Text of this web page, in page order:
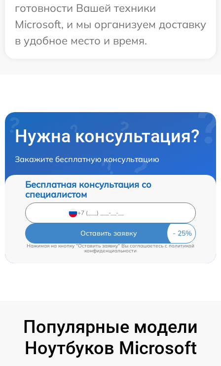
готовности Вашей техники
Microsoft, и мы организуем доставку
в удобное место и время.
Нужна консультация?
Закажите бесплатную консультацию
Бесплатная консультация со
специалистом
Оставить заявку
Нажимая на кнопку "Оставить заявку" Вы соглашаетесь cполитикой
конфиденциальности
Популярные модели
Ноутбуков Microsoft